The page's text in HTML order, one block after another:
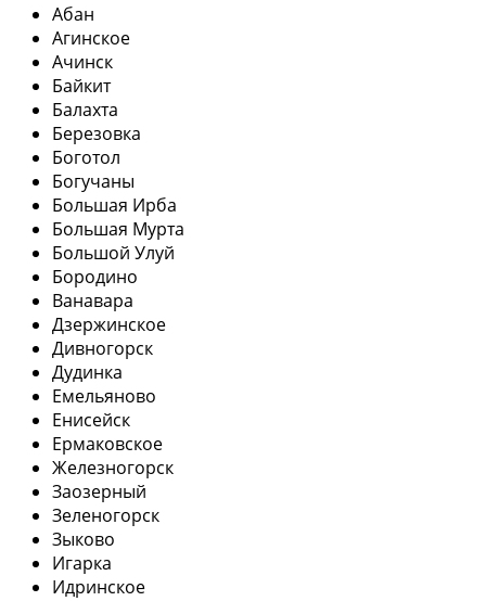
Абан
Агинское
Ачинск
Байкит
Балахта
Березовка
Боготол
Богучаны
Большая Ирба
Большая Мурта
Большой Улуй
Бородино
Ванавара
Дзержинское
Дивногорск
Дудинка
Емельяново
Енисейск
Ермаковское
Железногорск
Заозерный
Зеленогорск
Зыково
Игарка
Идринское